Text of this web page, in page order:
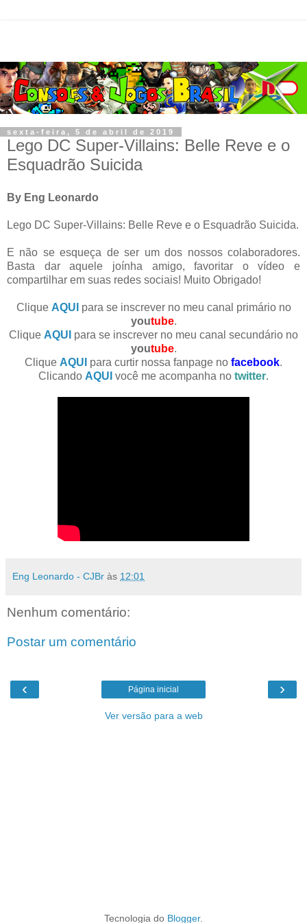
sexta-feira, 5 de abril de 2019
Lego DC Super-Villains: Belle Reve e o
Esquadrão Suicida
By Eng Leonardo
Lego DC Super-Villains: Belle Reve e o Esquadrão Suicida.
E não se esqueça de ser um dos nossos colaboradores.
Basta dar aquele joínha amigo, favoritar o vídeo e
compartilhar em suas redes sociais! Muito Obrigado!
Clique AQUI para se inscrever no meu canal primário no
youtube.
Clique AQUI para se inscrever no meu canal secundário no
youtube.
Clique AQUI para curtir nossa fanpage no facebook.
Clicando AQUI você me acompanha no twitter.
Eng Leonardo - CJBr às 12:01
Nenhum comentário:
Postar um comentário
‹ ›
Página inicial
Ver versão para a web
Tecnologia do Blogger.